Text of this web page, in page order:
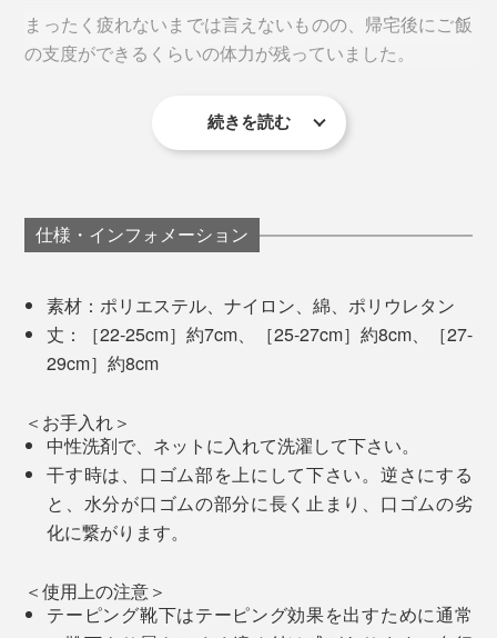
しっかりとしたホールド感はありつつも、窮屈さはな
く、履き心地は快適。スポーツ専用のサポーターソック
「クッション編み」と「テーピング編み」の合わせ技
た姿勢をキープ。足の筋肉が効率的に動くことで、“疲
れしらず”を実現しています。
色の濃い部分がメッシュ編み
本品「ショート丈」は、くるぶしが隠れるらいの丈。ピ
ッタリサイズのパンプスには窮屈だと思いますが、スニ
ベーシックカラーからファッションのアクセントになる
おしゃれカラーまで6色展開。
まったく疲れないまでは言えないものの、帰宅後にご飯
の支度ができるくらいの体力が残っていました。
足の見た目も、はっきり分かるくらい違ってびっくり。
としたルームシューズを履いている感覚で、フローリン
グの足当たりも柔らか。すべりにくいのもいい。
続きを読む
仕様・インフォメーション
素材：ポリエステル、ナイロン、綿、ポリウレタン
丈：［22-25cm］約7cm、［25-27cm］約8cm、［27-
29cm］約8cm
＜お手入れ＞
中性洗剤で、ネットに入れて洗濯して下さい。
干す時は、口ゴム部を上にして下さい。逆さにする
と、水分が口ゴムの部分に長く止まり、口ゴムの劣
化に繋がります。
＜使用上の注意＞
テーピング靴下はテーピング効果を出すために通常